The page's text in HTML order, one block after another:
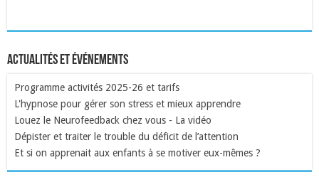
Actualités et événements
Programme activités 2025-26 et tarifs
L'hypnose pour gérer son stress et mieux apprendre
Louez le Neurofeedback chez vous - La vidéo
Dépister et traiter le trouble du déficit de l’attention
Et si on apprenait aux enfants à se motiver eux-mêmes ?